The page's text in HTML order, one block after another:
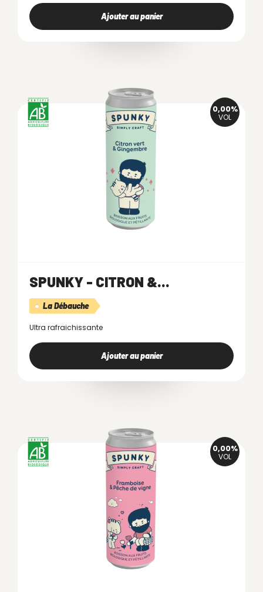
Ajouter au panier
0,00%
VOL
SPUNKY - CITRON &...
La Débauche
Ultra rafraichissante
Ajouter au panier
0,00%
VOL